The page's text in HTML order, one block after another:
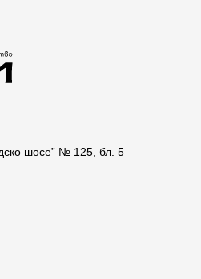
шосе” № 125, бл. 5